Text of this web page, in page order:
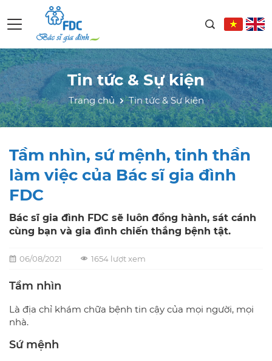
Tin tức & Sự kiện
Trang chủ Tin tức & Sự kiện
Tầm nhìn, sứ mệnh, tinh thần
làm việc của Bác sĩ gia đình
FDC
Bác sĩ gia đình FDC sẽ luôn đồng hành, sát cánh
cùng bạn và gia đình chiến thắng bệnh tật.
06/08/2021 1654 lượt xem
Tầm nhìn
Là địa chỉ khám chữa bệnh tin cậy của mọi người, mọi
nhà.
Sứ mệnh